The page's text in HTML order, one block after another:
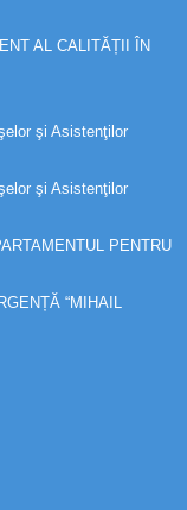
AL CALITĂȚII ÎN
şi Asistenţilor
şi Asistenţilor
PENTRU
“MIHAIL